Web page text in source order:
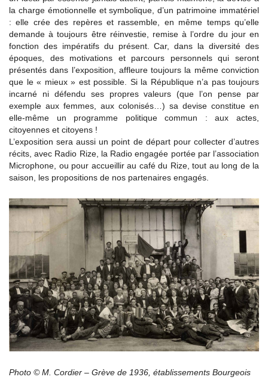
la charge émotionnelle et symbolique, d’un patrimoine immatériel
: elle crée des repères et rassemble, en même temps qu’elle
demande à toujours être réinvestie, remise à l’ordre du jour en
fonction des impératifs du présent. Car, dans la diversité des
époques, des motivations et parcours personnels qui seront
présentés dans l’exposition, affleure toujours la même conviction
que le « mieux » est possible. Si la République n’a pas toujours
incarné ni défendu ses propres valeurs (que l’on pense par
exemple aux femmes, aux colonisés…) sa devise constitue en
elle-même un programme politique commun : aux actes,
citoyennes et citoyens !
L’exposition sera aussi un point de départ pour collecter d’autres
récits, avec Radio Rize, la Radio engagée portée par l’association
Microphone, ou pour accueillir au café du Rize, tout au long de la
saison, les propositions de nos partenaires engagés.
Photo © M. Cordier – Grève de 1936, établissements Bourgeois